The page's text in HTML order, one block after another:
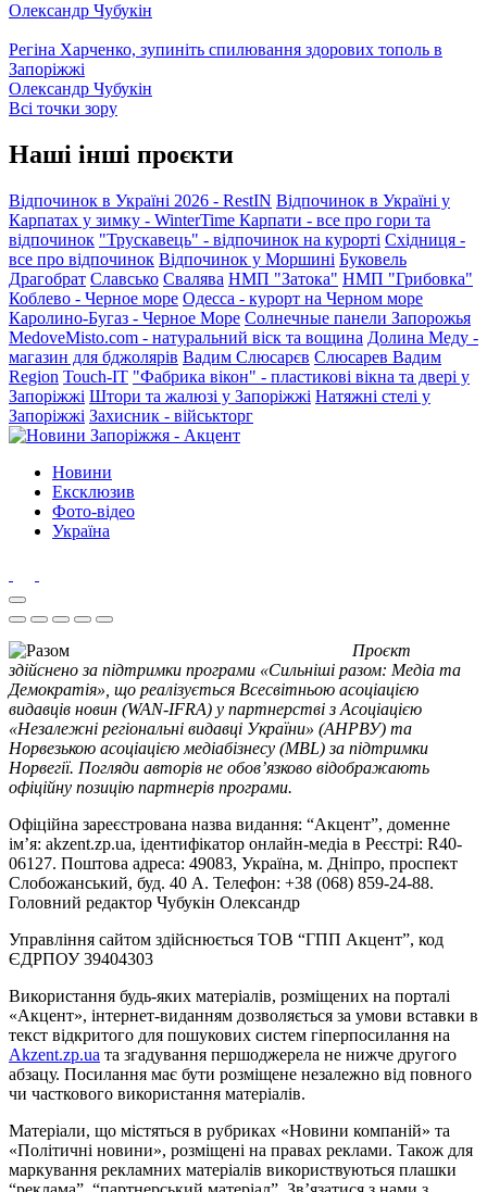
Олександр Чубукін
Регіна Харченко, зупиніть спилювання здорових тополь в
Запоріжжі
Олександр Чубукін
Всі точки зору
Наші інші проєкти
Відпочинок в Україні 2026 - RestIN Відпочинок в Україні у
Карпатах у зимку - WinterTime Карпати - все про гори та
відпочинок "Трускавець" - відпочинок на курорті Східниця -
все про відпочинок Відпочинок у Моршині Буковель
Драгобрат Славсько Свалява НМП "Затока" НМП "Грибовка"
Коблево - Черное море Одесса - курорт на Черном море
Каролино-Бугаз - Черное Море Солнечные панели Запорожья
MedoveMisto.com - натуральний віск та вощина Долина Меду -
магазин для бджолярів Вадим Слюсарєв Слюсарев Вадим
Region Touch-IT "Фабрика вікон" - пластикові вікна та двері у
Запоріжжі Штори та жалюзі у Запоріжжі Натяжні стелі у
Запоріжжі Захисник - військторг
Новини
Ексклюзив
Фото-відео
Україна
Проєкт
здійснено за підтримки програми «Сильніші разом: Медіа та
Демократія», що реалізується Всесвітньою асоціацією
видавців новин (WAN-IFRA) у партнерстві з Асоціацією
«Незалежні регіональні видавці України» (АНРВУ) та
Норвезькою асоціацією медіабізнесу (MBL) за підтримки
Норвегії. Погляди авторів не обов’язково відображають
офіційну позицію партнерів програми.
Офіційна зареєстрована назва видання: “Акцент”, доменне
ім’я: akzent.zp.ua, ідентифікатор онлайн-медіа в Реєстрі: R40-
06127. Поштова адреса: 49083, Україна, м. Дніпро, проспект
Слобожанський, буд. 40 А. Телефон: +38 (068) 859-24-88.
Головний редактор Чубукін Олександр
Управління сайтом здійснюється ТОВ “ГПП Акцент”, код
ЄДРПОУ 39404303
Використання будь-яких матеріалів, розміщених на порталі
«Акцент», інтернет-виданням дозволяється за умови вставки в
текст відкритого для пошукових систем гіперпосилання на
Akzent.zp.ua та згадування першоджерела не нижче другого
абзацу. Посилання має бути розміщене незалежно від повного
чи часткового використання матеріалів.
Матеріали, що містяться в рубриках «Новини компаній» та
«Політичні новини», розміщені на правах реклами. Також для
маркування рекламних матеріалів використвуються плашки